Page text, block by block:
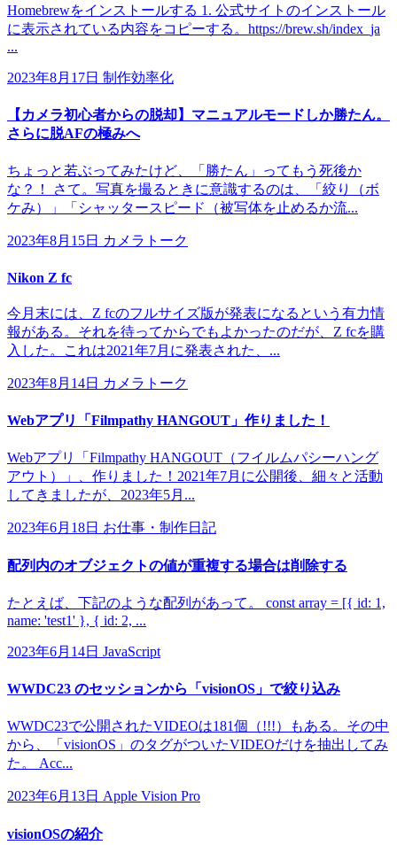
Homebrewをインストールする 1. 公式サイトのインストール
に表示されている内容をコピーする。https://brew.sh/index_ja
...
2023年8月17日 制作効率化
【カメラ初心者からの脱却】マニュアルモードしか勝たん。
さらに脱AFの極みへ
ちょっと若ぶってみたけど、「勝たん」ってもう死後か
な？！ さて。写真を撮るときに意識するのは、「絞り（ボ
ケみ）」「シャッタースピード（被写体を止めるか流...
2023年8月15日 カメラトーク
Nikon Z fc
今月末には、Z fcのフルサイズ版が発表になるという有力情
報がある。それを待ってからでもよかったのだが、Z fcを購
入した。これは2021年7月に発表された、...
2023年8月14日 カメラトーク
Webアプリ「Filmpathy HANGOUT」作りました！
Webアプリ「Filmpathy HANGOUT（フイルムパシーハング
アウト）」、作りました！2021年7月に公開後、細々と活動
してきましたが、2023年5月...
2023年6月18日 お仕事・制作日記
配列内のオブジェクトの値が重複する場合は削除する
たとえば、下記のような配列があって。 const array = [{ id: 1,
name: 'test1' }, { id: 2, ...
2023年6月14日 JavaScript
WWDC23 のセッションから「visionOS」で絞り込み
WWDC23で公開されたVIDEOは181個（!!!）もある。その中
から、「visionOS」のタグがついたVIDEOだけを抽出してみ
た。 Acc...
2023年6月13日 Apple Vision Pro
visionOSの紹介